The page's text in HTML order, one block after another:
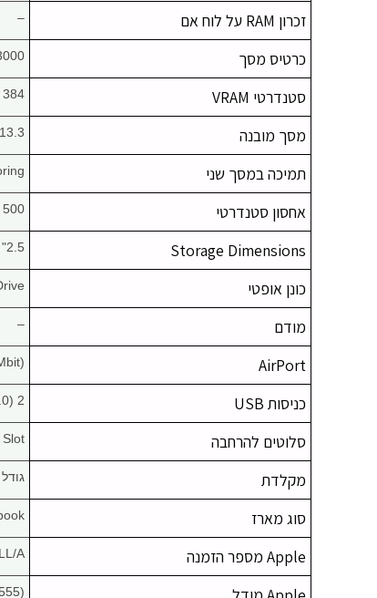
זכרון RAM על לוח אם –
כרטיס מסך
סטנדרטי VRAM 384 MB
מסך מובנה 13.3" Widescreen
תמיכה במסך שני
אחסון סטנדרטי 500 GB HDD
Storage Dimensions
2.5" (9.5 mm)
כונן אופטי
מודם –
AirPort
כניסות USB 2 (2.0)
סלוטים להרחבה Slot
מקלדת
סוג מארז
Apple מספר הזמנה A